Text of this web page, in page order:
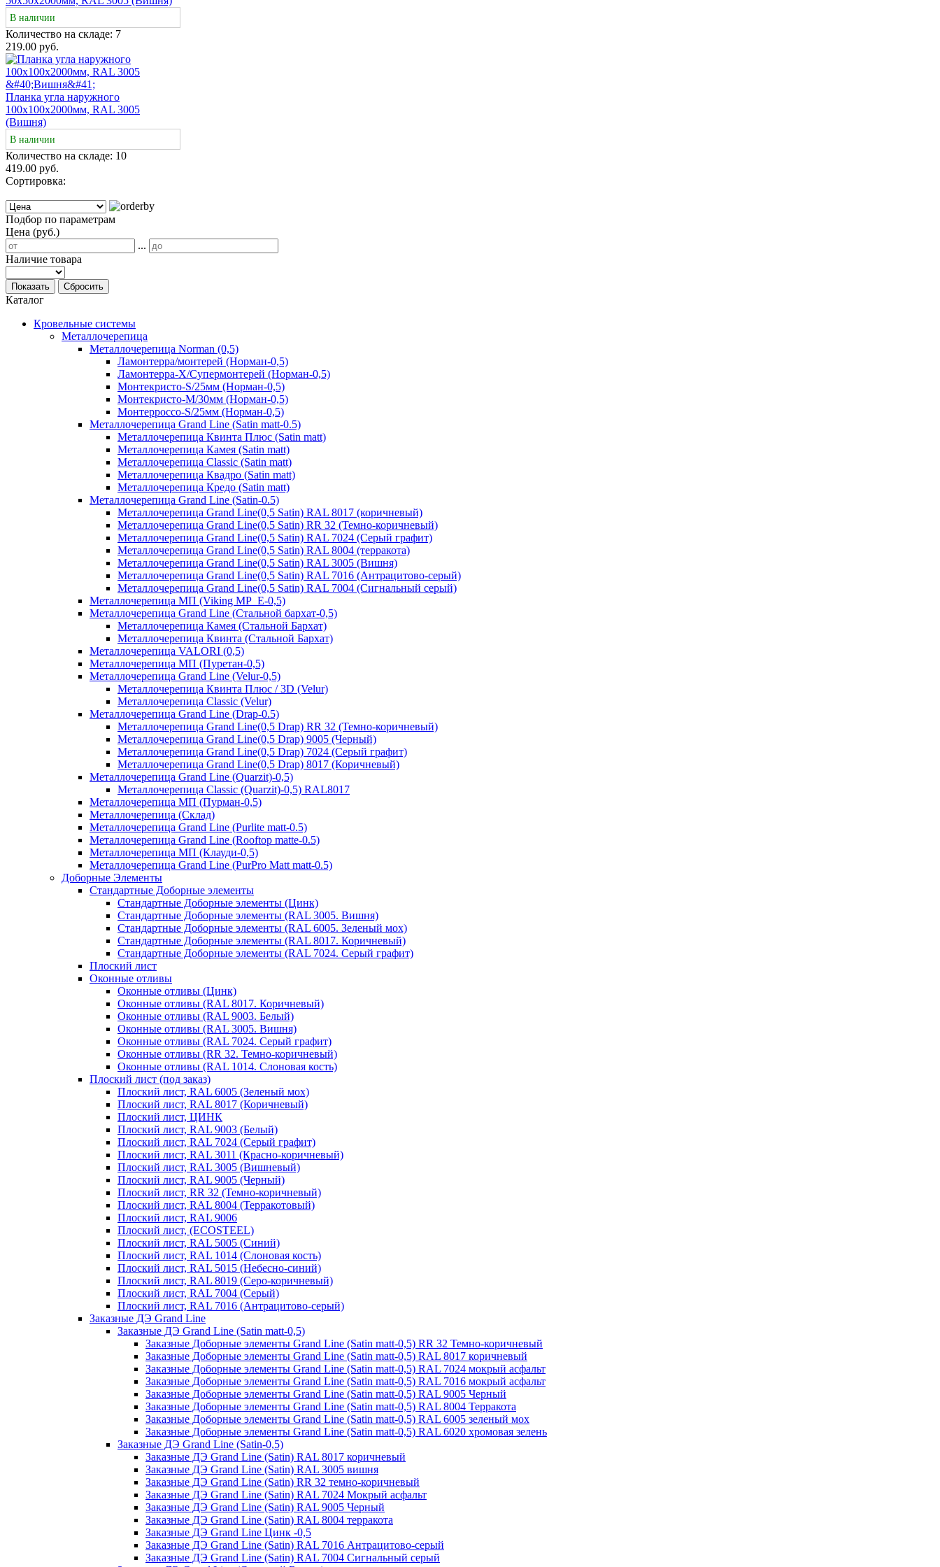
В наличии
Количество на складе: 7
219.00 руб.
Планка угла наружного
100х100х2000мм, RAL 3005
(Вишня)
В наличии
Количество на складе: 10
419.00 руб.
Сортировка:
Подбор по параметрам
Цена (руб.)
...
Наличие товара
Показать Сбросить
Каталог
Кровельные системы
Металлочерепица
Металлочерепица Norman (0,5)
Ламонтерра/монтерей (Норман-0,5)
Ламонтерра-Х/Супермонтерей (Норман-0,5)
Монтекристо-S/25мм (Норман-0,5)
Монтекристо-M/30мм (Норман-0,5)
Монтерроссо-S/25мм (Норман-0,5)
Металлочерепица Grand Line (Satin matt-0.5)
Металлочерепица Квинта Плюс (Satin matt)
Металлочерепица Камея (Satin matt)
Металлочерепица Classic (Satin matt)
Металлочерепица Квадро (Satin matt)
Металлочерепица Кредо (Satin matt)
Металлочерепица Grand Line (Satin-0.5)
Металлочерепица Grand Line(0,5 Satin) RAL 8017 (коричневый)
Металлочерепица Grand Line(0,5 Satin) RR 32 (Темно-коричневый)
Металлочерепица Grand Line(0,5 Satin) RAL 7024 (Серый графит)
Металлочерепица Grand Line(0,5 Satin) RAL 8004 (терракота)
Металлочерепица Grand Line(0,5 Satin) RAL 3005 (Вишня)
Металлочерепица Grand Line(0,5 Satin) RAL 7016 (Антрацитово-серый)
Металлочерепица Grand Line(0,5 Satin) RAL 7004 (Сигнальный серый)
Металлочерепица МП (Viking MP_E-0,5)
Металлочерепица Grand Line (Стальной бархат-0,5)
Металлочерепица Камея (Стальной Бархат)
Металлочерепица Квинта (Стальной Бархат)
Металлочерепица VALORI (0,5)
Металлочерепица МП (Пуретан-0,5)
Металлочерепица Grand Line (Velur-0,5)
Металлочерепица Квинта Плюс / 3D (Velur)
Металлочерепица Classic (Velur)
Металлочерепица Grand Line (Drap-0.5)
Металлочерепица Grand Line(0,5 Drap) RR 32 (Темно-коричневый)
Металлочерепица Grand Line(0,5 Drap) 9005 (Черный)
Металлочерепица Grand Line(0,5 Drap) 7024 (Серый графит)
Металлочерепица Grand Line(0,5 Drap) 8017 (Коричневый)
Металлочерепица Grand Line (Quarzit)-0,5)
Металлочерепица Classic (Quarzit)-0,5) RAL8017
Металлочерепица МП (Пурман-0,5)
Металлочерепица (Склад)
Металлочерепица Grand Line (Purlite matt-0.5)
Металлочерепица Grand Line (Rooftop matte-0.5)
Металлочерепица МП (Клауди-0,5)
Металлочерепица Grand Line (PurPro Matt matt-0.5)
Доборные Элементы
Стандартные Доборные элементы
Стандартные Доборные элементы (Цинк)
Стандартные Доборные элементы (RAL 3005. Вишня)
Стандартные Доборные элементы (RAL 6005. Зеленый мох)
Стандартные Доборные элементы (RAL 8017. Коричневый)
Стандартные Доборные элементы (RAL 7024. Серый графит)
Плоский лист
Оконные отливы
Оконные отливы (Цинк)
Оконные отливы (RAL 8017. Коричневый)
Оконные отливы (RAL 9003. Белый)
Оконные отливы (RAL 3005. Вишня)
Оконные отливы (RAL 7024. Серый графит)
Оконные отливы (RR 32. Темно-коричневый)
Оконные отливы (RAL 1014. Слоновая кость)
Плоский лист (под заказ)
Плоский лист, RAL 6005 (Зеленый мох)
Плоский лист, RAL 8017 (Коричневый)
Плоский лист, ЦИНК
Плоский лист, RAL 9003 (Белый)
Плоский лист, RAL 7024 (Серый графит)
Плоский лист, RAL 3011 (Красно-коричневый)
Плоский лист, RAL 3005 (Вишневый)
Плоский лист, RAL 9005 (Черный)
Плоский лист, RR 32 (Темно-коричневый)
Плоский лист, RAL 8004 (Терракотовый)
Плоский лист, RAL 9006
Плоский лист, (ECOSTEEL)
Плоский лист, RAL 5005 (Синий)
Плоский лист, RAL 1014 (Слоновая кость)
Плоский лист, RAL 5015 (Небесно-синий)
Плоский лист, RAL 8019 (Серо-коричневый)
Плоский лист, RAL 7004 (Серый)
Плоский лист, RAL 7016 (Антрацитово-серый)
Заказные ДЭ Grand Line
Заказные ДЭ Grand Line (Satin matt-0,5)
Заказные Доборные элементы Grand Line (Satin matt-0,5) RR 32 Темно-коричневый
Заказные Доборные элементы Grand Line (Satin matt-0,5) RAL 8017 коричневый
Заказные Доборные элементы Grand Line (Satin matt-0,5) RAL 7024 мокрый асфальт
Заказные Доборные элементы Grand Line (Satin matt-0,5) RAL 7016 мокрый асфальт
Заказные Доборные элементы Grand Line (Satin matt-0,5) RAL 9005 Черный
Заказные Доборные элементы Grand Line (Satin matt-0,5) RAL 8004 Терракота
Заказные Доборные элементы Grand Line (Satin matt-0,5) RAL 6005 зеленый мох
Заказные Доборные элементы Grand Line (Satin matt-0,5) RAL 6020 хромовая зелень
Заказные ДЭ Grand Line (Satin-0,5)
Заказные ДЭ Grand Line (Satin) RAL 8017 коричневый
Заказные ДЭ Grand Line (Satin) RAL 3005 вишня
Заказные ДЭ Grand Line (Satin) RR 32 темно-коричневый
Заказные ДЭ Grand Line (Satin) RAL 7024 Мокрый асфальт
Заказные ДЭ Grand Line (Satin) RAL 9005 Черный
Заказные ДЭ Grand Line (Satin) RAL 8004 терракота
Заказные ДЭ Grand Line Цинк -0,5
Заказные ДЭ Grand Line (Satin) RAL 7016 Антрацитово-серый
Заказные ДЭ Grand Line (Satin) RAL 7004 Сигнальный серый